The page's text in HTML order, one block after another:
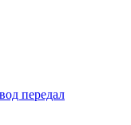
передал